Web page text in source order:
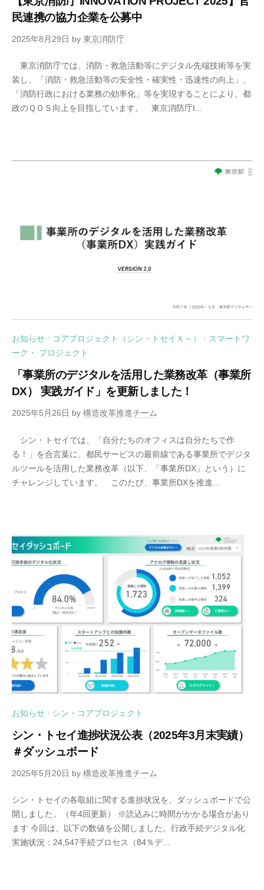
民連携の協力企業を公募中
2025年8月29日 by 東京消防庁
東京消防庁では、消防・救急活動等にデジタル先端技術等を実
装し、「消防・救急活動等の安全性・確実性・迅速性の向上」、
「消防行政における業務の効率化」等を実現することにより、都
政のＱＯＳ向上を目指しています。 東京消防庁I...
お知らせ / コアプロジェクト（シン・トセイＸ～） / スマートワ
ーク・ プロジェクト
「事業所のデジタルを活用した業務改革（事業所
DX） 実践ガイド」を更新しました！
2025年5月26日 by 構造改革推進チーム
シン・トセイでは、「自分たちのオフィスは自分たちで作
る！」を合言葉に、都民サービスの最前線である事業所でデジタ
ルツールを活用した業務改革（以下、「事業所DX」という）に
チャレンジしています。 このたび、事業所DXを推進...
お知らせ / シン・コアプロジェクト
シン・トセイ進捗状況公表（2025年3月末実績）
＃ダッシュボード
2025年5月20日 by 構造改革推進チーム
シン・トセイの各取組に関する進捗状況を、ダッシュボードで公
開しました。（年4回更新） ※読込みに時間がかかる場合があり
ます 今回は、以下の数値を公開しました。行政手続デジタル化
実施状況：24,547手続プロセス（84％デ...